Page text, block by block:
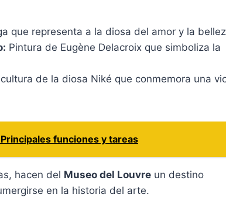
que representa a la diosa del amor y la
Pintura de Eugène Delacroix que simboliza la
de la diosa Niké que conmemora una
funciones y tareas
hacen del Museo del Louvre un destino
en la historia del arte.